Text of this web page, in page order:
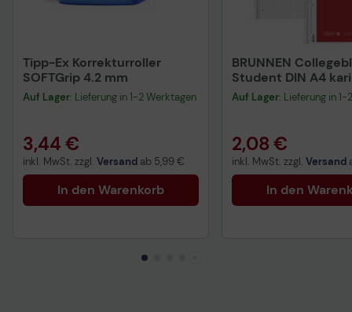
Tipp-Ex Korrekturroller
SOFTGrip 4.2 mm
Auf Lager: Lieferung in 1-2 Werktagen
3,44 €
inkl. MwSt. zzgl. Versand ab 5,99 €
In den Warenkorb
BRUNNEN
Student DIN A4
Auf Lager: Lieferung in
2,08 €
inkl. MwSt. zzgl. Versand
In den